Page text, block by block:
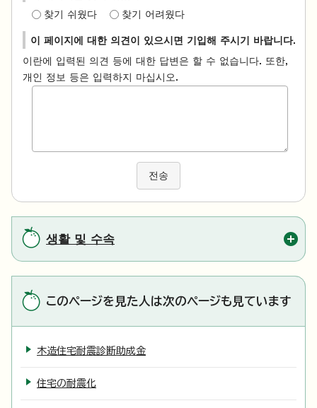
찾기 쉬웠다 찾기 어려웠다
이 페이지에 대한 의견이 있으시면 기입해 주시기 바랍니다.
이란에 입력된 의견 등에 대한 답변은 할 수 없습니다. 또한,
개인 정보 등은 입력하지 마십시오.
전송
생활 및 수속
このページを見た人は次のページも見ています
木造住宅耐震診断助成金
住宅の耐震化